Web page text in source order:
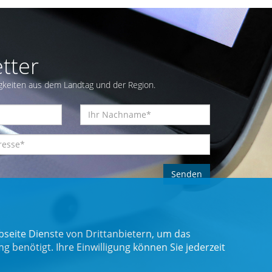
aus dem Landtag und der Region.
Dienste von Drittanbietern, um das
benötigt. Ihre Einwilligung können Sie jederzeit